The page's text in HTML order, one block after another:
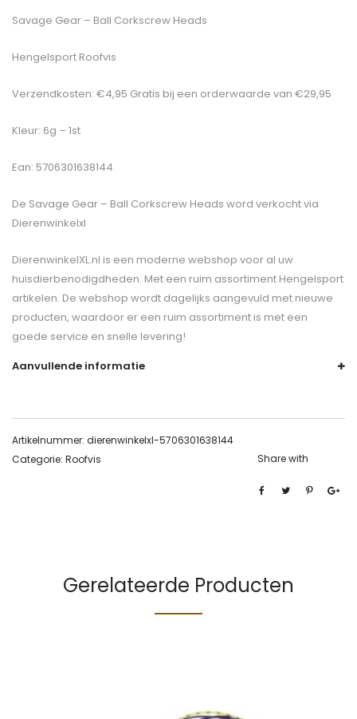
Savage Gear – Ball Corkscrew Heads
Hengelsport Roofvis
Verzendkosten: €4,95 Gratis bij een orderwaarde van €29,95
Kleur: 6g – 1st
Ean: 5706301638144
De Savage Gear – Ball Corkscrew Heads word verkocht via
Dierenwinkelxl
DierenwinkelXL.nl is een moderne webshop voor al uw
huisdierbenodigdheden. Met een ruim assortiment Hengelsport
artikelen. De webshop wordt dagelijks aangevuld met nieuwe
producten, waardoor er een ruim assortiment is met een
goede service en snelle levering!
Aanvullende informatie
Artikelnummer: dierenwinkelxl-5706301638144
Categorie: Roofvis Share with
Gerelateerde Producten